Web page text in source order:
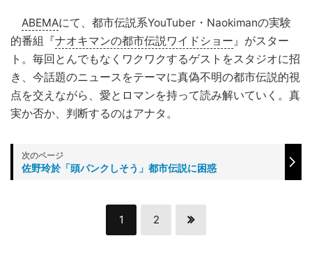
ABEMAにて、都市伝説系YouTuber・Naokimanの実験
的番組『ナオキマンの都市伝説ワイドショー』がスター
ト。毎回とんでもなくワクワクするゲストをスタジオに招
き、今話題のニュースをテーマに真偽不明の都市伝説的視
点を交えながら、愛とロマンを持って読み解いていく。真
実か否か、判断するのはアナタ。
佐野玲於「頭パンクしそう」都市伝説に困惑
1 2